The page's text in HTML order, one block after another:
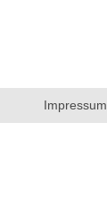
Impressum